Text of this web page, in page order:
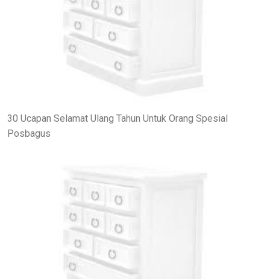
30 Ucapan Selamat Ulang Tahun Untuk Orang Spesial
Posbagus